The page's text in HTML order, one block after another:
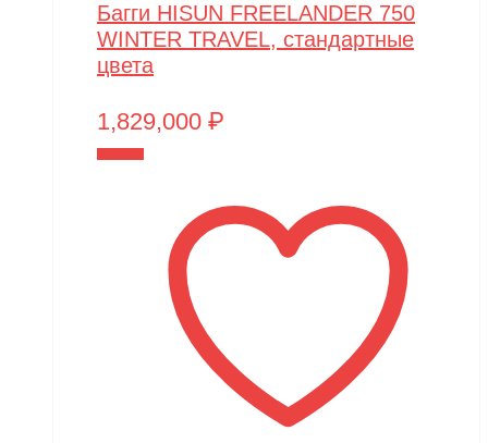
Багги HISUN FREELANDER 750
WINTER TRAVEL, стандартные
цвета
1,829,000 ₽